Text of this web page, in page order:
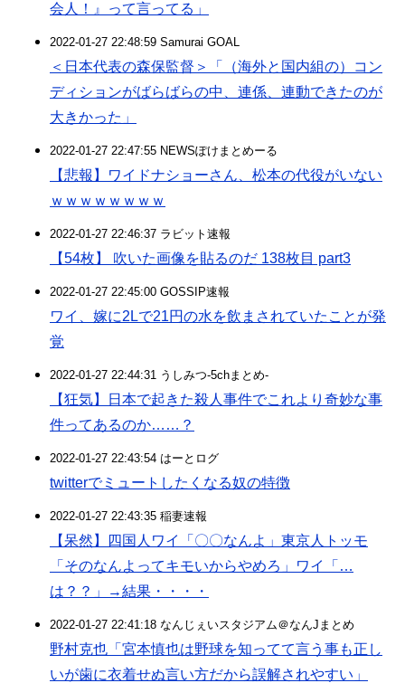
会人！』って言ってる」
2022-01-27 22:48:59 Samurai GOAL
＜日本代表の森保監督＞「（海外と国内組の）コン
ディションがばらばらの中、連係、連動できたのが
大きかった」
2022-01-27 22:47:55 NEWSぽけまとめーる
【悲報】ワイドナショーさん、松本の代役がいない
ｗｗｗｗｗｗｗｗ
2022-01-27 22:46:37 ラビット速報
【54枚】 吹いた画像を貼るのだ 138枚目 part3
2022-01-27 22:45:00 GOSSIP速報
ワイ、嫁に2Lで21円の水を飲まされていたことが発
覚
2022-01-27 22:44:31 うしみつ-5chまとめ-
【狂気】日本で起きた殺人事件でこれより奇妙な事
件ってあるのか……？
2022-01-27 22:43:54 はーとログ
twitterでミュートしたくなる奴の特徴
2022-01-27 22:43:35 稲妻速報
【呆然】四国人ワイ「〇〇なんよ」東京人トッモ
「そのなんよってキモいからやめろ」ワイ「…
は？？」→結果・・・・
2022-01-27 22:41:18 なんじぇいスタジアム＠なんJまとめ
野村克也「宮本慎也は野球を知ってて言う事も正し
いが歯に衣着せぬ言い方だから誤解されやすい」